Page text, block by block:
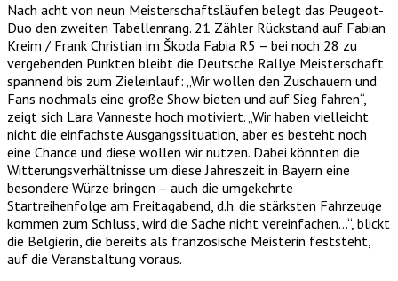
Nach acht von neun Meisterschaftsläufen belegt das Peugeot-
Duo den zweiten Tabellenrang. 21 Zähler Rückstand auf Fabian
Kreim / Frank Christian im Škoda Fabia R5 – bei noch 28 zu
vergebenden Punkten bleibt die Deutsche Rallye Meisterschaft
spannend bis zum Zieleinlauf: „Wir wollen den Zuschauern und
Fans nochmals eine große Show bieten und auf Sieg fahren“,
zeigt sich Lara Vanneste hoch motiviert. „Wir haben vielleicht
nicht die einfachste Ausgangssituation, aber es besteht noch
eine Chance und diese wollen wir nutzen. Dabei könnten die
Witterungsverhältnisse um diese Jahreszeit in Bayern eine
besondere Würze bringen – auch die umgekehrte
Startreihenfolge am Freitagabend, d.h. die stärksten Fahrzeuge
kommen zum Schluss, wird die Sache nicht vereinfachen…“, blickt
die Belgierin, die bereits als französische Meisterin feststeht,
auf die Veranstaltung voraus.